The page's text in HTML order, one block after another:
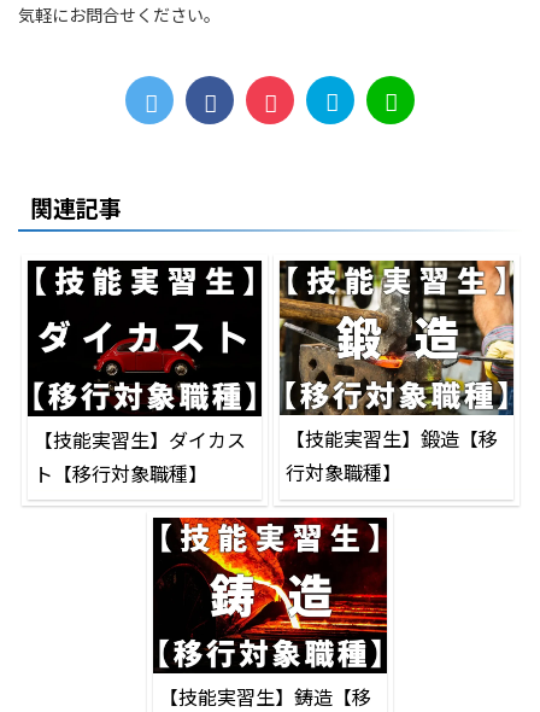
気軽にお問合せください。
関連記事
【技能実習生】ダイカス
ト【移行対象職種】
【技能実習生】鍛造【移
行対象職種】
【技能実習生】鋳造【移